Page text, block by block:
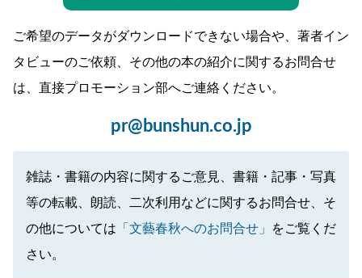
ご希望のデータがダウンロードできない場合や、著者イン
タビューのご依頼、その他の本の紹介に関するお問合せ
は、直接プロモーション部へご連絡ください。
pr@bunshun.co.jp
雑誌・書籍の内容に関するご意見、書籍・記事・写真
等の転載、朗読、二次利用などに関するお問合せ、そ
の他については 「文藝春秋へのお問合せ」
をご覧くだ
さい。